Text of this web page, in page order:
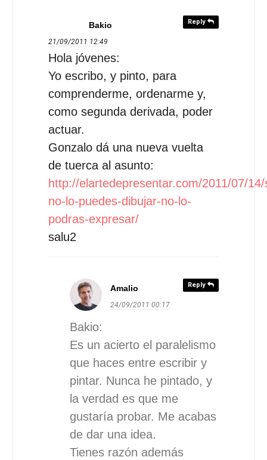
Reply
Bakio
21/09/2011 12:49
Hola jóvenes:
Yo escribo, y pinto, para
comprenderme, ordenarme y,
como segunda derivada, poder
actuar.
Gonzalo dá una nueva vuelta
de tuerca al asunto:
http://elartedepresentar.com/2011/07/14/
no-lo-puedes-dibujar-no-lo-
podras-expresar/
salu2
Reply
Amalio
24/09/2011 00:17
Bakio:
Es un acierto el paralelismo
que haces entre escribir y
pintar. Nunca he pintado, y
la verdad es que me
gustaría probar. Me acabas
de dar una idea.
Tienes razón además